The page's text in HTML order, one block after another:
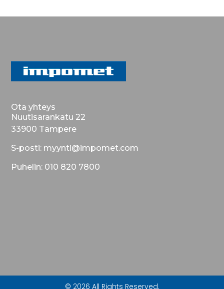
Ota yhteys
Nuutisarankatu 22
33900 Tampere
S-posti: myynti@impomet.com
Puhelin: 010 820 7800
© 2026 All Rights Reserved.